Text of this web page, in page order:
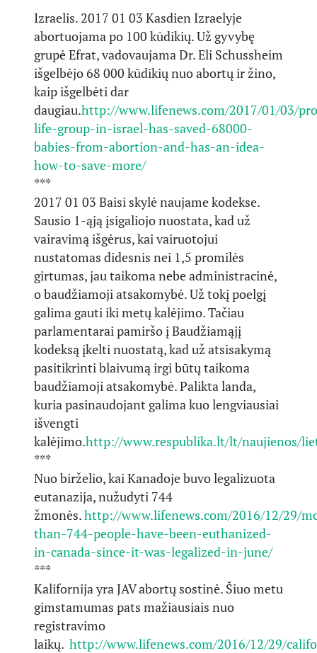
Izraelis. 2017 01 03 Kasdien Izraelyje
abortuojama po 100 kūdikių. Už gyvybę
grupė Efrat, vadovaujama Dr. Eli Schussheim
išgelbėjo 68 000 kūdikių nuo abortų ir žino,
kaip išgelbėti dar
daugiau.http://www.lifenews.com/2017/01/03/
life-group-in-israel-has-saved-68000-
babies-from-abortion-and-has-an-idea-
how-to-save-more/
***
2017 01 03 Baisi skylė naujame kodekse.
Sausio 1-ąją įsigaliojo nuostata, kad už
vairavimą išgėrus, kai vairuotojui
nustatomas didesnis nei 1,5 promilės
girtumas, jau taikoma nebe administracinė,
o baudžiamoji atsakomybė. Už tokį poelgį
galima gauti iki metų kalėjimo. Tačiau
parlamentarai pamiršo į Baudžiamąjį
kodeksą įkelti nuostatą, kad už atsisakymą
pasitikrinti blaivumą irgi būtų taikoma
baudžiamoji atsakomybė. Palikta landa,
kuria pasinaudojant galima kuo lengviausiai
išvengti
kalėjimo.http://www.respublika.lt/lt/naujienos/
***
Nuo birželio, kai Kanadoje buvo legalizuota
eutanazija, nužudyti 744
žmonės.http://www.lifenews.com/2016/12/29/
than-744-people-have-been-euthanized-
in-canada-since-it-was-legalized-in-june/
***
Kalifornija yra JAV abortų sostinė. Šiuo metu
gimstamumas pats mažiausiais nuo
registravimo
laikų. http://www.lifenews.com/2016/12/29/